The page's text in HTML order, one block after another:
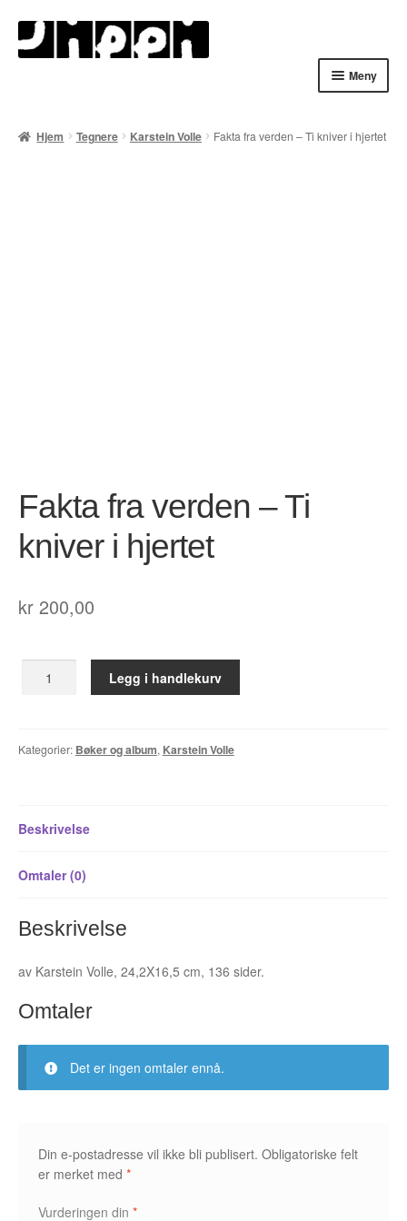
Hopp
til
Hopp
til
Meny
Om Jippi
Kontakt
Andrew Page
Annette Saugestad Helland
Álvaro Nofuentes
Øystein Runde
Øyvind Lauvdahl
Bjørn Bjarre
Bjørn Ousland
Christian Hartmann
Ellen Bergheim
Esben S. Titland
Hjem Tegnere Karstein Volle Fakta fra verden – Ti kniver i hjertet
Fakta fra verden – Ti
kniver i hjertet
kr200,00
Ti
antall
Legg i handlekurv
Kategorier: Bøker og album, Karstein Volle
Beskrivelse
Omtaler (0)
Beskrivelse
av Karstein Volle, 24,2X16,5 cm, 136 sider.
Omtaler
Det er ingen omtaler ennå.
Din e-postadresse vil ikke bli publisert. Obligatoriske felt
er merket med*
Vurderingen din*